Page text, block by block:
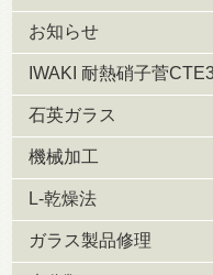
お知らせ
IWAKI 耐熱硝子菅
石英ガラス
機械加工
L-乾燥法
ガラス製品修理